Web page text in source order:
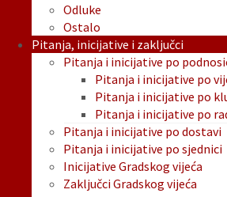
Odluke
Ostalo
Pitanja, inicijative i zaključci
Pitanja i inicijative po
Pitanja i inicijative po
Pitanja i inicijative po
Pitanja i inicijative po
Pitanja i inicijative po dostavi
Pitanja i inicijative po sjednici
Inicijative Gradskog vijeća
Zaključci Gradskog vijeća